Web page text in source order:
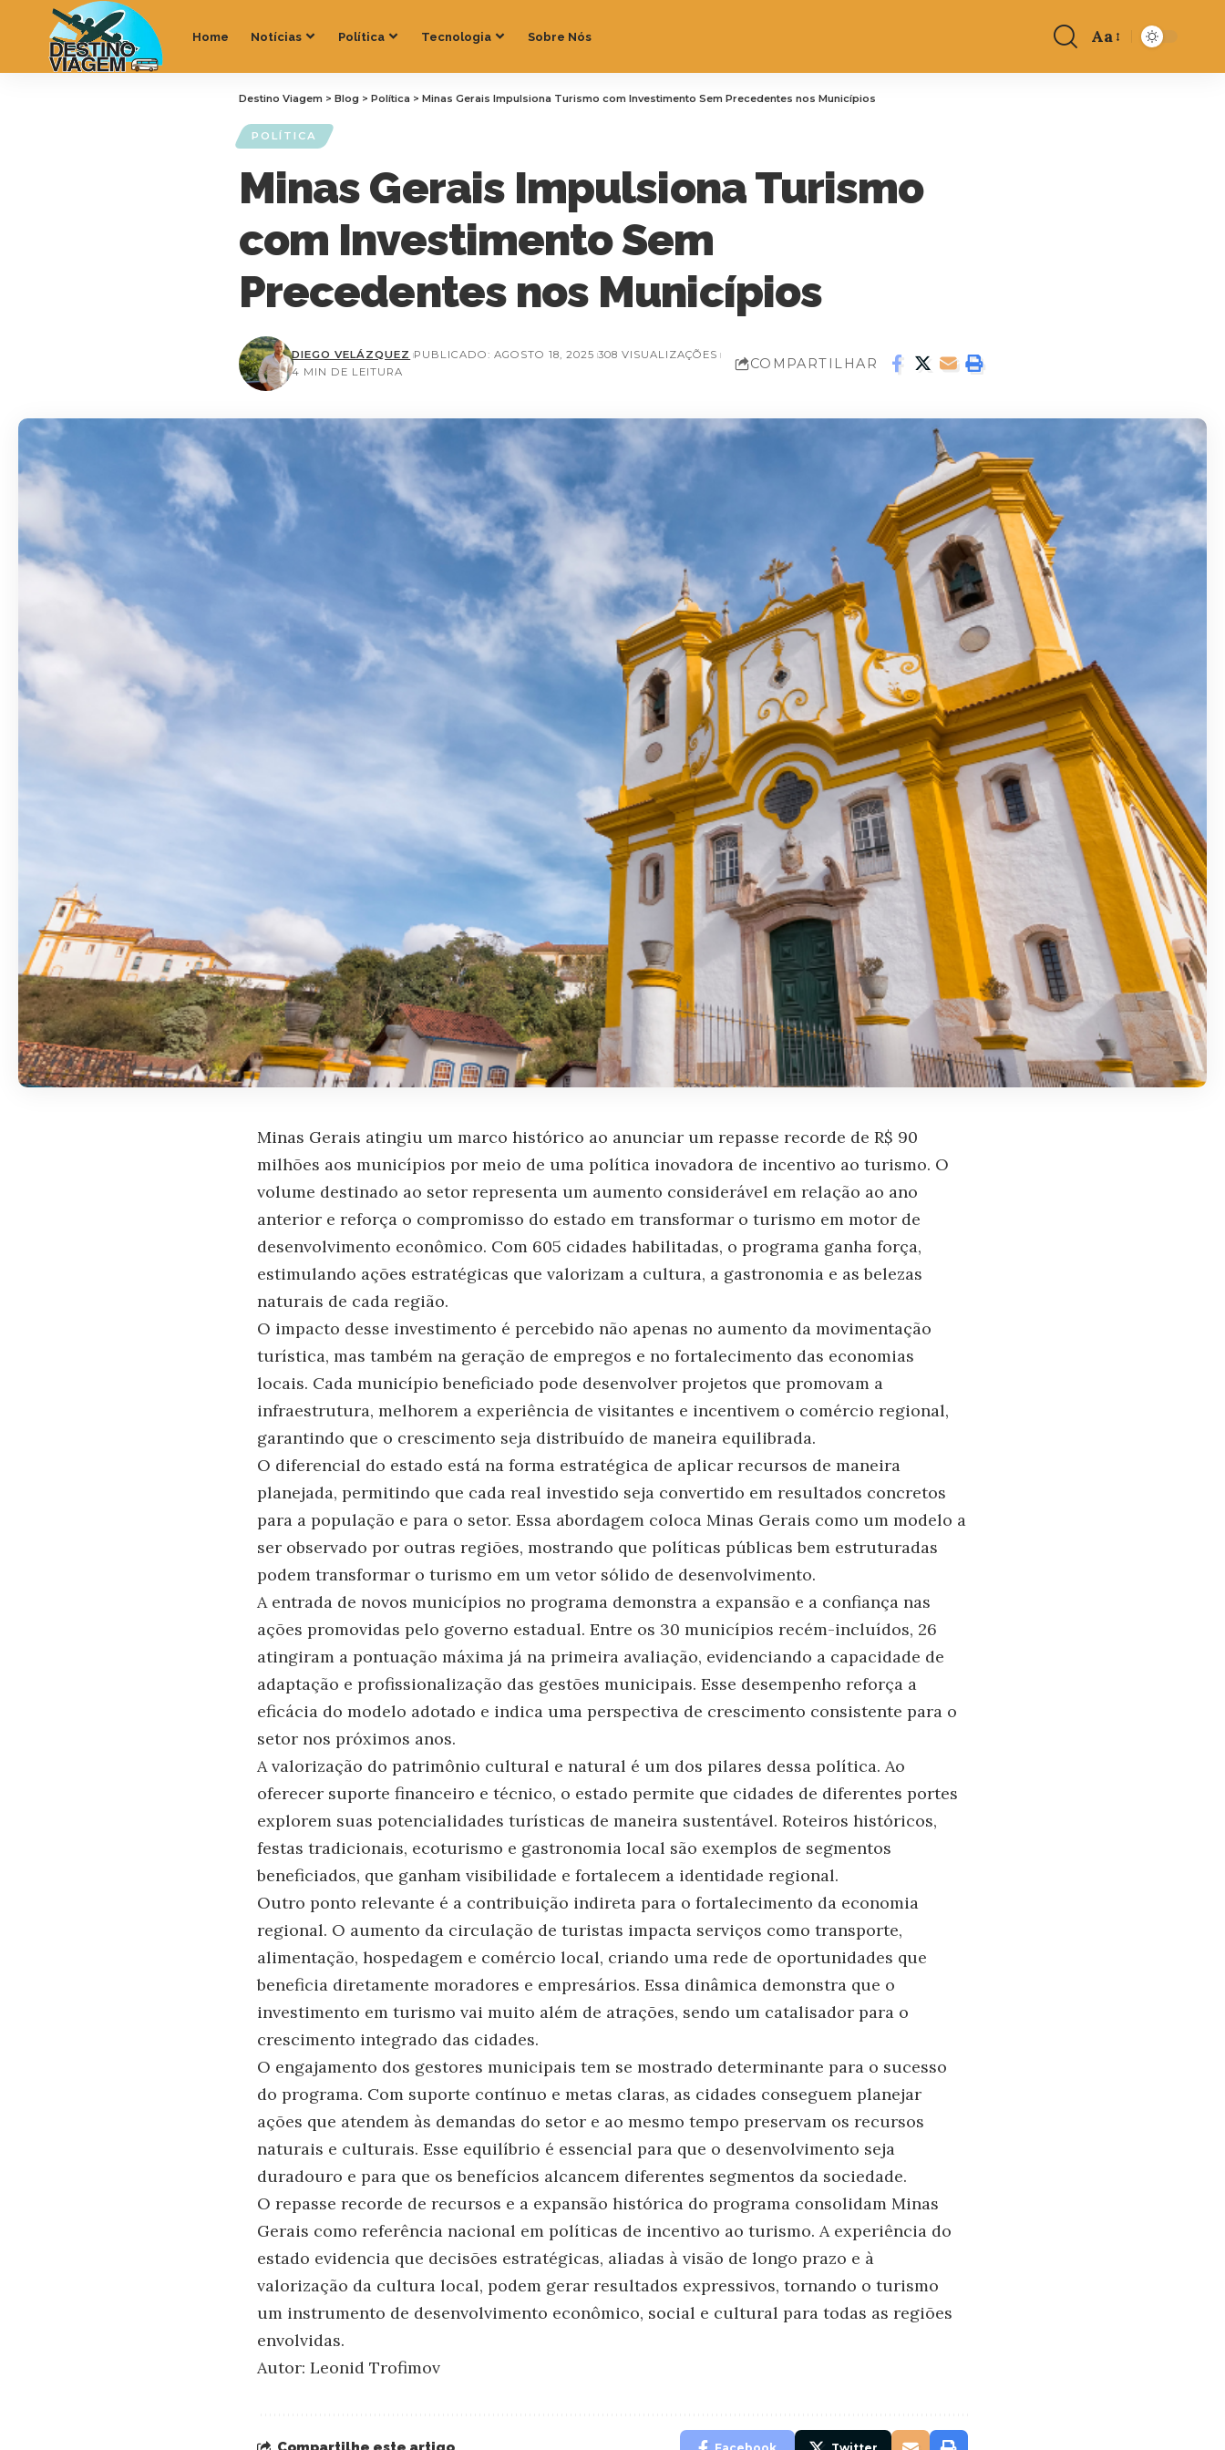
Home Notícias Política Tecnologia Sobre Nós Aa
Destino Viagem > Blog > Política > Minas Gerais Impulsiona Turismo com Investimento Sem Precedentes nos Municípios
POLÍTICA
Minas Gerais Impulsiona Turismo
com Investimento Sem
Precedentes nos Municípios
DIEGO VELÁZQUEZ PUBLICADO: AGOSTO 18, 2025 308 VISUALIZAÇÕES
4 MIN DE LEITURA
COMPARTILHAR
Minas Gerais atingiu um marco histórico ao anunciar um repasse recorde de R$ 90
milhões aos municípios por meio de uma política inovadora de incentivo ao turismo. O
volume destinado ao setor representa um aumento considerável em relação ao ano
anterior e reforça o compromisso do estado em transformar o turismo em motor de
desenvolvimento econômico. Com 605 cidades habilitadas, o programa ganha força,
estimulando ações estratégicas que valorizam a cultura, a gastronomia e as belezas
naturais de cada região.
O impacto desse investimento é percebido não apenas no aumento da movimentação
turística, mas também na geração de empregos e no fortalecimento das economias
locais. Cada município beneficiado pode desenvolver projetos que promovam a
infraestrutura, melhorem a experiência de visitantes e incentivem o comércio regional,
garantindo que o crescimento seja distribuído de maneira equilibrada.
O diferencial do estado está na forma estratégica de aplicar recursos de maneira
planejada, permitindo que cada real investido seja convertido em resultados concretos
para a população e para o setor. Essa abordagem coloca Minas Gerais como um modelo a
ser observado por outras regiões, mostrando que políticas públicas bem estruturadas
podem transformar o turismo em um vetor sólido de desenvolvimento.
A entrada de novos municípios no programa demonstra a expansão e a confiança nas
ações promovidas pelo governo estadual. Entre os 30 municípios recém-incluídos, 26
atingiram a pontuação máxima já na primeira avaliação, evidenciando a capacidade de
adaptação e profissionalização das gestões municipais. Esse desempenho reforça a
eficácia do modelo adotado e indica uma perspectiva de crescimento consistente para o
setor nos próximos anos.
A valorização do patrimônio cultural e natural é um dos pilares dessa política. Ao
oferecer suporte financeiro e técnico, o estado permite que cidades de diferentes portes
explorem suas potencialidades turísticas de maneira sustentável. Roteiros históricos,
festas tradicionais, ecoturismo e gastronomia local são exemplos de segmentos
beneficiados, que ganham visibilidade e fortalecem a identidade regional.
Outro ponto relevante é a contribuição indireta para o fortalecimento da economia
regional. O aumento da circulação de turistas impacta serviços como transporte,
alimentação, hospedagem e comércio local, criando uma rede de oportunidades que
beneficia diretamente moradores e empresários. Essa dinâmica demonstra que o
investimento em turismo vai muito além de atrações, sendo um catalisador para o
crescimento integrado das cidades.
O engajamento dos gestores municipais tem se mostrado determinante para o sucesso
do programa. Com suporte contínuo e metas claras, as cidades conseguem planejar
ações que atendem às demandas do setor e ao mesmo tempo preservam os recursos
naturais e culturais. Esse equilíbrio é essencial para que o desenvolvimento seja
duradouro e para que os benefícios alcancem diferentes segmentos da sociedade.
O repasse recorde de recursos e a expansão histórica do programa consolidam Minas
Gerais como referência nacional em políticas de incentivo ao turismo. A experiência do
estado evidencia que decisões estratégicas, aliadas à visão de longo prazo e à
valorização da cultura local, podem gerar resultados expressivos, tornando o turismo
um instrumento de desenvolvimento econômico, social e cultural para todas as regiões
envolvidas.
Autor: Leonid Trofimov